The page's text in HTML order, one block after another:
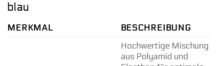
blau
MERKMAL BESCHREIBUNG
Hochwertige Mischung
aus Polyamid und